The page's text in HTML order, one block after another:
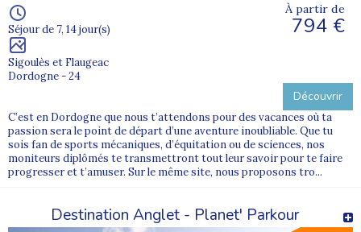
Séjour de 7, 14 jour(s)
Sigoulès et Flaugeac
Dordogne - 24
À partir de
794 €
Découvrir
C’est en Dordogne que nous t’attendons pour des vacances où ta
passion sera le point de départ d’une aventure inoubliable. Que tu
sois fan de sports mécaniques, d’équitation ou de sciences, nos
moniteurs diplômés te transmettront tout leur savoir pour te faire
progresser et t’amuser. Sur le même site, nous proposons tro...
Destination Anglet - Planet' Parkour